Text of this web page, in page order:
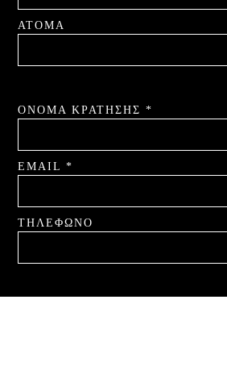
ΆΤΟΜΑ
ΌΝΟΜΑ ΚΡΆΤΗΣΗΣ *
EMAIL *
ΤΗΛΈΦΩΝΟ